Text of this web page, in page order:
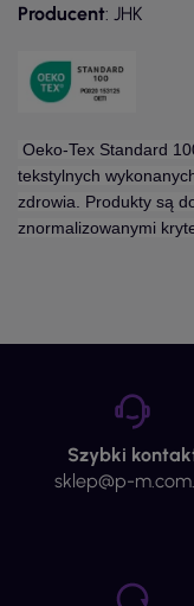
Producent: JHK
Oeko-Tex Standard
tekstylnych
zdrowia. Produkty są
znormalizowanymi
Szybki
sklep@p-